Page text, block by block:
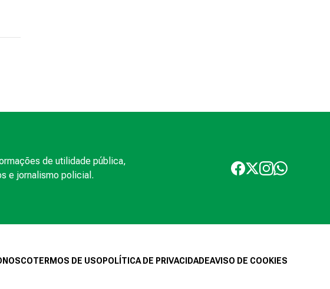
de utilidade pública,
e jornalismo policial.
TERMOS DE USO POLÍTICA DE PRIVACIDADEAVISO DE COOKIES